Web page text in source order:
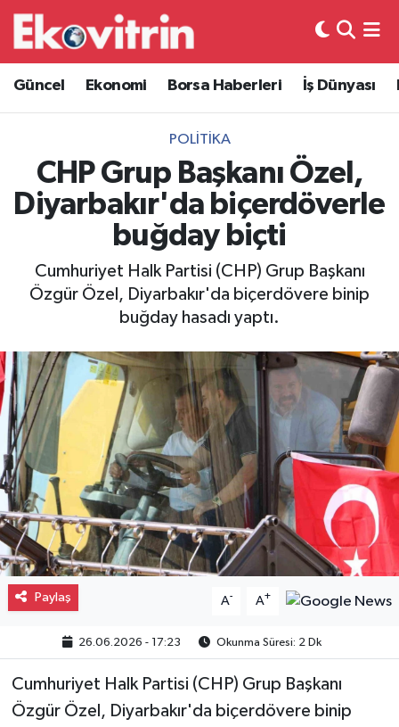
Güncel Ekonomi Borsa Haberleri İş Dünyası
POLITIKA
CHP Grup Başkanı Özel,
Diyarbakır'da biçerdöverle
buğday biçti
Cumhuriyet Halk Partisi (CHP) Grup Başkanı
Özgür Özel, Diyarbakır'da biçerdövere binip
buğday hasadı yaptı.
Paylaş A- A+
26.06.2026 - 17:23 Okunma Süresi: 2 Dk
Cumhuriyet Halk Partisi (CHP) Grup Başkanı
Özgür Özel, Diyarbakır'da biçerdövere binip
Güncel
Ekonomi
Borsa Haberleri
İş Dünyası
Otovitrin
Magazin
Gayrimenkul
Spor
Eğitim
Hava Durumu
Trafik Durumu
Süper Lig Puan Durumu ve Fikstür
Tüm Manşetler
Son Dakika Haberleri
Haber Arşivi